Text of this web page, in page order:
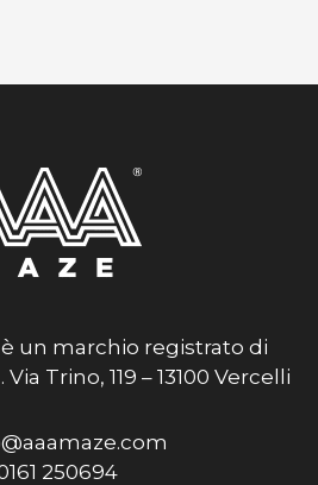
un marchio registrato di
Via Trino, 119 – 13100 Vercelli
250694